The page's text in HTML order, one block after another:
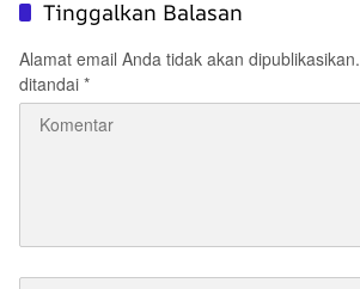
Tinggalkan Balasan
Alamat email Anda tidak akan dipublikasikan.
ditandai *